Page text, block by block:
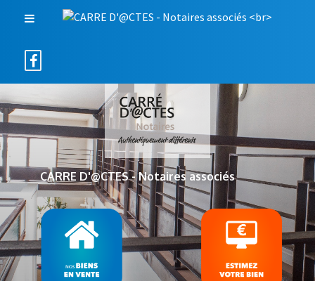
CARRE D'@CTES - Notaires associés